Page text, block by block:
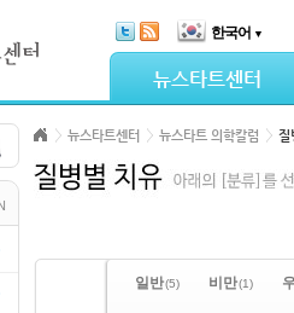
한국어 ▼
뉴스타트센터
뉴스타트센터 뉴스타트 의학칼럼 질
일반(5) 비만(1)
케치북5
케치북5